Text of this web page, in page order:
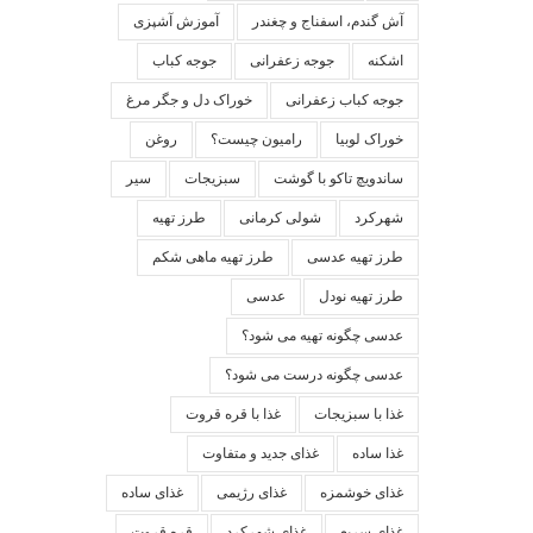
آش گندم، اسفناج و چغندر آموزش آشپزی
اشکنه جوجه زعفرانی جوجه کباب
جوجه کباب زعفرانی خوراک دل و جگر مرغ
خوراک لوبیا رامیون چیست؟ روغن
ساندویچ تاکو با گوشت سبزیجات سیر
شهرکرد شولی کرمانی طرز تهیه
طرز تهیه عدسی طرز تهیه ماهی شکم
طرز تهیه نودل عدسی
عدسی چگونه تهیه می شود؟
عدسی چگونه درست می شود؟
غذا با سبزیجات غذا با قره قروت
غذا ساده غذای جدید و متفاوت
غذای خوشمزه غذای رژیمی غذای ساده